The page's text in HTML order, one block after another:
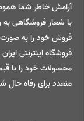
آرامش خاطر شما
با شعار فروشگاهی به
فروش خود را به صورت
فروشگاه اینترنتی
محصولات خود را با
متعدد برای رفاه حال